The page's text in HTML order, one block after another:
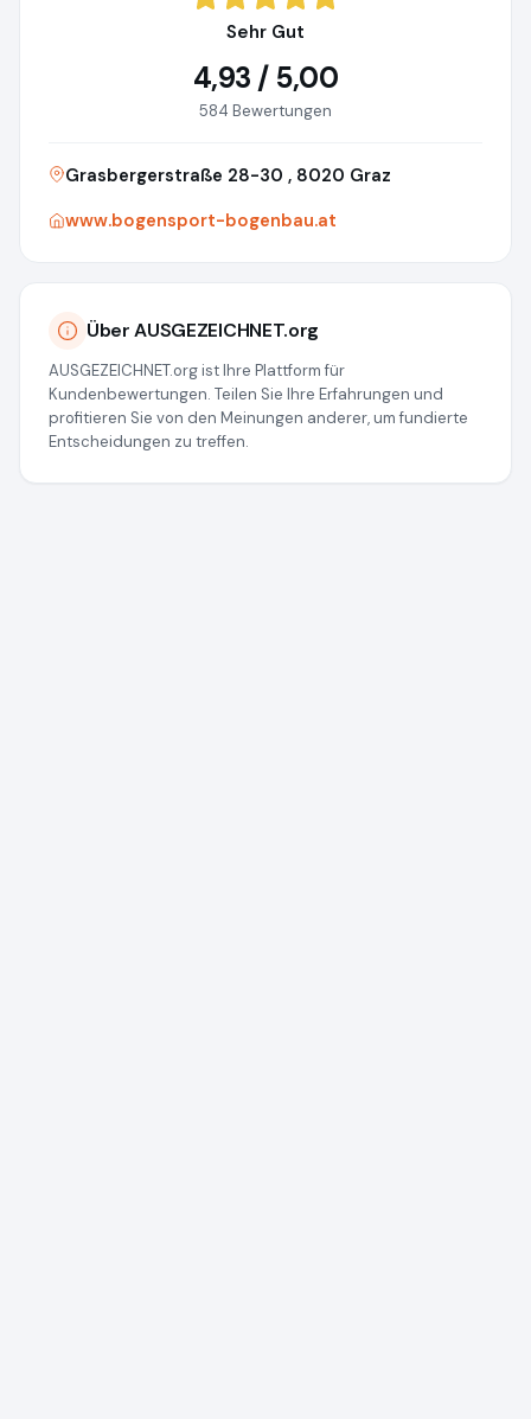
Sehr Gut
4,93 / 5,00
584 Bewertungen
Grasbergerstraße 28-30 , 8020 Graz
www.bogensport-bogenbau.at
Über AUSGEZEICHNET.org
AUSGEZEICHNET.org ist Ihre Plattform für
Kundenbewertungen. Teilen Sie Ihre Erfahrungen und
profitieren Sie von den Meinungen anderer, um fundierte
Entscheidungen zu treffen.